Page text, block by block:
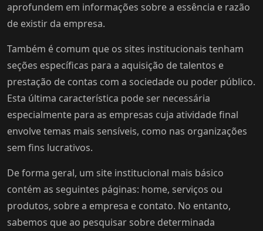
aprofundem em informações sobre a essência e razão
de existir da empresa.
Também é comum que os sites institucionais tenham
seções específicas para a aquisição de talentos e
prestação de contas com a sociedade ou poder público.
Esta última característica pode ser necessária
especialmente para as empresas cuja atividade final
envolve temas mais sensíveis, como nas organizações
sem fins lucrativos.
De forma geral, um site institucional mais básico
contém as seguintes páginas: home, serviços ou
produtos, sobre a empresa e contato. No entanto,
sabemos que ao pesquisar sobre determinada